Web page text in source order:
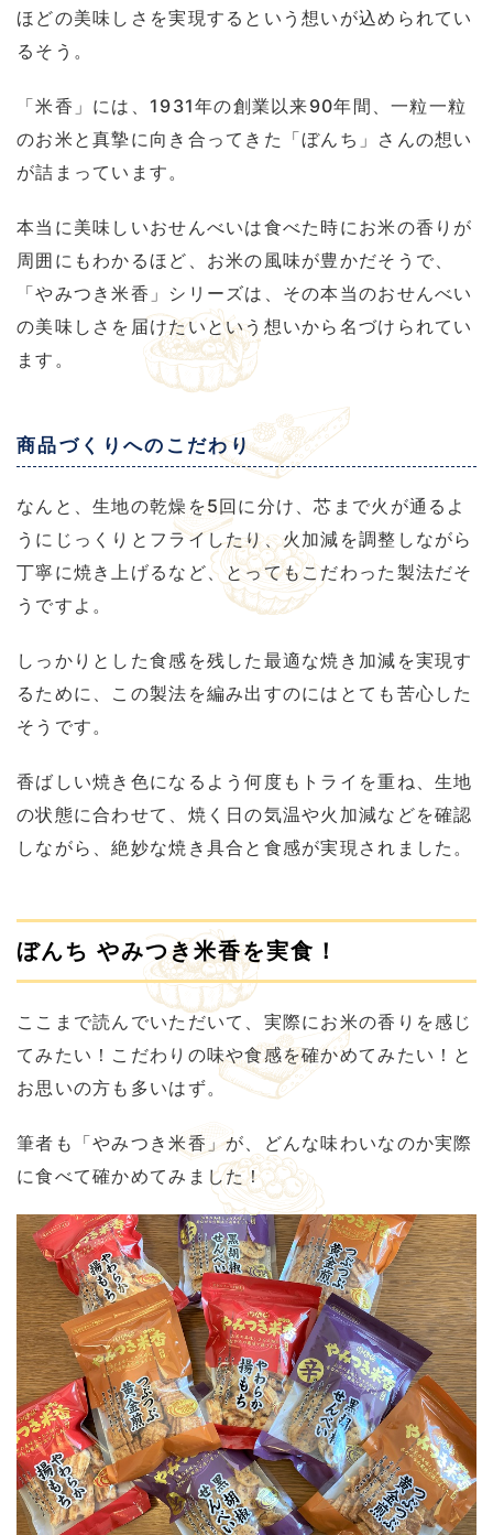
ほどの美味しさを実現するという想いが込められてい
るそう。
「米香」には、1931年の創業以来90年間、一粒一粒
のお米と真摯に向き合ってきた「ぼんち」さんの想い
が詰まっています。
本当に美味しいおせんべいは食べた時にお米の香りが
周囲にもわかるほど、お米の風味が豊かだそうで、
「やみつき米香」シリーズは、その本当のおせんべい
の美味しさを届けたいという想いから名づけられてい
ます。
商品づくりへのこだわり
なんと、生地の乾燥を5回に分け、芯まで火が通るよ
うにじっくりとフライしたり、火加減を調整しながら
丁寧に焼き上げるなど、とってもこだわった製法だそ
うですよ。
しっかりとした食感を残した最適な焼き加減を実現す
るために、この製法を編み出すのにはとても苦心した
そうです。
香ばしい焼き色になるよう何度もトライを重ね、生地
の状態に合わせて、焼く日の気温や火加減などを確認
しながら、絶妙な焼き具合と食感が実現されました。
ぼんち やみつき米香を実食！
ここまで読んでいただいて、実際にお米の香りを感じ
てみたい！こだわりの味や食感を確かめてみたい！と
お思いの方も多いはず。
筆者も「やみつき米香」が、どんな味わいなのか実際
に食べて確かめてみました！